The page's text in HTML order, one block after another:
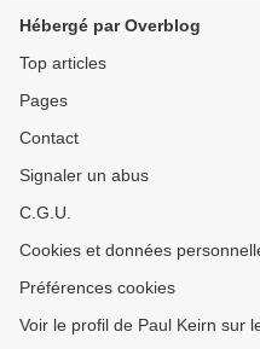
Hébergé par Overblog
Top articles
Pages
Contact
Signaler un abus
C.G.U.
Cookies et données
Préférences cookies
Voir le profil de Paul Keirn sur